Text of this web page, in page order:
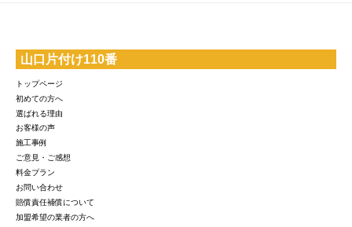
山口片付け110番
トップページ
初めての方へ
選ばれる理由
お客様の声
施工事例
ご意見・ご感想
料金プラン
お問い合わせ
賠償責任補償について
加盟希望の業者の方へ